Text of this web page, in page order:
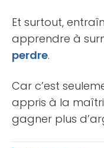
Et surtout,
apprendre à
perdre.
Car c’est
appris à la
gagner plus